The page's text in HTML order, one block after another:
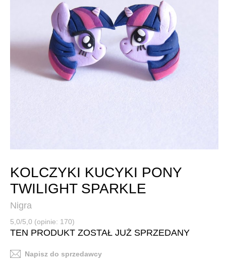
KOLCZYKI KUCYKI PONY
TWILIGHT SPARKLE
Nigra
5,0/5,0 (opinie: 170)
TEN PRODUKT ZOSTAŁ JUŻ SPRZEDANY
Napisz do sprzedawcy